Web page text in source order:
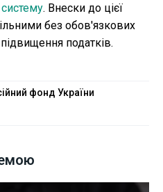
. Внески до цієї
без обов'язкових
податків.
фонд України